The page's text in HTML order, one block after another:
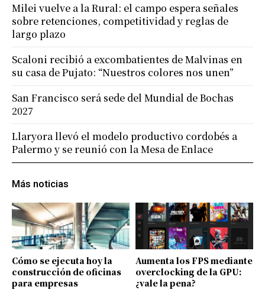
Más noticias
Cómo se ejecuta hoy la
construcción de oficinas
para empresas
Aumenta los FPS mediante
overclocking de la GPU:
¿vale la pena?
Milei vuelve a la Rural: el campo espera señales
sobre retenciones, competitividad y reglas de
largo plazo
Scaloni recibió a excombatientes de Malvinas en
su casa de Pujato: “Nuestros colores nos unen”
San Francisco será sede del Mundial de Bochas
2027
Llaryora llevó el modelo productivo cordobés a
Palermo y se reunió con la Mesa de Enlace